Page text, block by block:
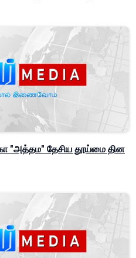
"அத்தம" தேசிய தூய்மை தின